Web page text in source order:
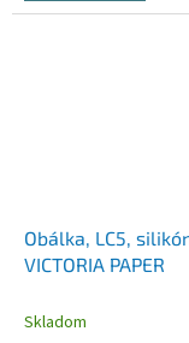
Obálka, LC5,
VICTORIA PAPER
Skladom